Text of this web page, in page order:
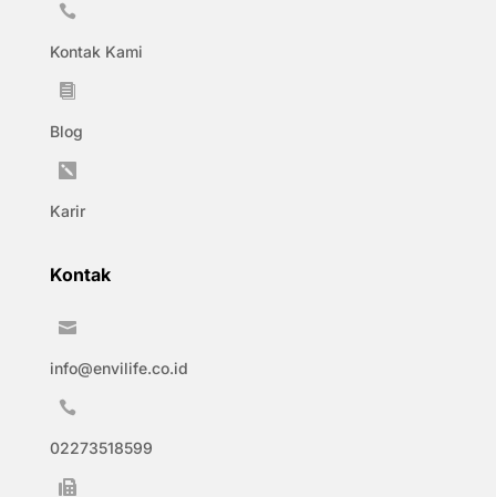

Kontak Kami

Blog

Karir
Kontak

info@envilife.co.id

02273518599
